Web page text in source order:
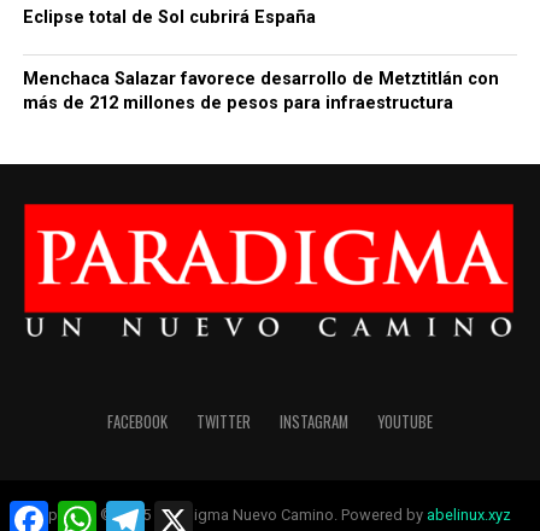
Eclipse total de Sol cubrirá España
Menchaca Salazar favorece desarrollo de Metztitlán con
más de 212 millones de pesos para infraestructura
FACEBOOK TWITTER INSTAGRAM YOUTUBE
Copyright © 2025 Paradigma Nuevo Camino. Powered by abelinux.xyz
FacebookWhatsAppTelegram
X